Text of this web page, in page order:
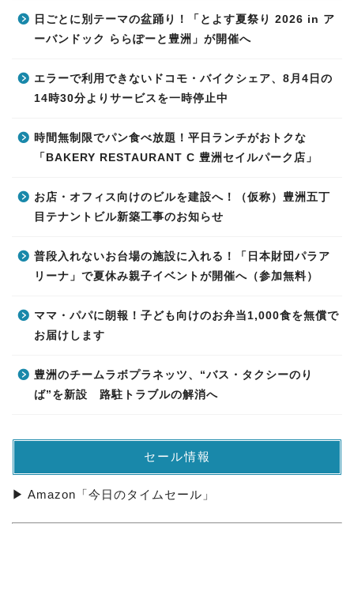
日ごとに別テーマの盆踊り！「とよす夏祭り 2026 in ア
ーバンドック ららぽーと豊洲」が開催へ
エラーで利用できないドコモ・バイクシェア、8月4日の
14時30分よりサービスを一時停止中
時間無制限でパン食べ放題！平日ランチがおトクな
「BAKERY RESTAURANT C 豊洲セイルパーク店」
お店・オフィス向けのビルを建設へ！（仮称）豊洲五丁
目テナントビル新築工事のお知らせ
普段入れないお台場の施設に入れる！「日本財団パラア
リーナ」で夏休み親子イベントが開催へ（参加無料）
ママ・パパに朗報！子ども向けのお弁当1,000食を無償で
お届けします
豊洲のチームラボプラネッツ、“バス・タクシーのり
ば”を新設 路駐トラブルの解消へ
セール情報
▶ Amazon「今日のタイムセール」